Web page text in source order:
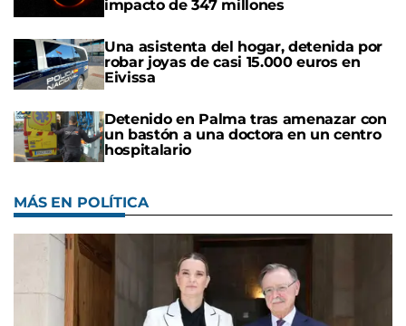
impacto de 347 millones
Una asistenta del hogar, detenida por
robar joyas de casi 15.000 euros en
Eivissa
Detenido en Palma tras amenazar con
un bastón a una doctora en un centro
hospitalario
MÁS EN POLÍTICA